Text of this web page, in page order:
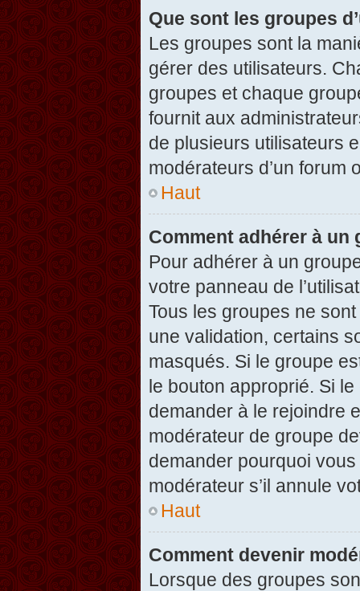
Que sont les groupes
Les groupes sont la
gérer des utilisateurs.
groupes et chaque
fournit aux
de plusieurs utilisateurs
modérateurs d’un forum
Haut
Comment adhérer à un
Pour adhérer à un
votre panneau de
Tous les groupes ne
une validation, certains
masqués. Si le groupe
le bouton approprié. Si
demander à le rejoindre
modérateur de groupe
demander pourquoi
modérateur s’il annule
Haut
Comment devenir
Lorsque des groupes